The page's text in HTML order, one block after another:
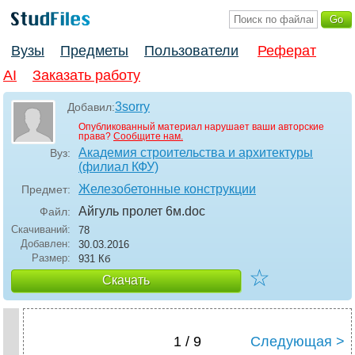
Вузы Предметы Пользователи
Реферат
AI
Заказать работу
Добавил:3sorry
Опубликованный материал нарушает ваши авторские
права? Сообщите нам.
Вуз:
Академия строительства и архитектуры
(филиал КФУ)
Предмет: Железобетонные конструкции
Файл: Айгуль пролет 6м.doc
Скачиваний:
78
Добавлен:
30.03.2016
Размер:
931 Кб
Скачать ☆
1 / 9 Следующая >